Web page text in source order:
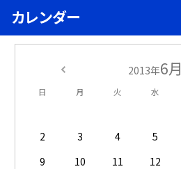
カレンダー
2013年6月
日 月 火 水
2
3 4 5
9
10 11 12